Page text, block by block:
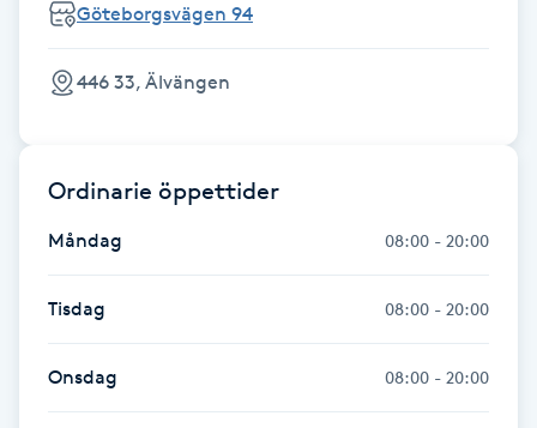
Fransförlängning
Fransförlängning Megavolym
Fransförlängning Volym
Göteborgsvägen 94
446 33, Älvängen
Ordinarie öppettider
Måndag 08:00 - 20:00
Tisdag 08:00 - 20:00
Onsdag 08:00 - 20:00